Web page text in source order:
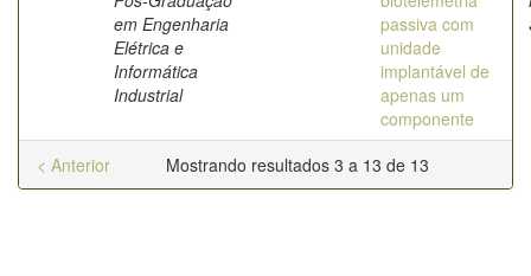
em Engenharia
Elétrica e
Informática
Industrial
passiva com
unidade
implantável de
apenas um
componente
Mostrando resultados 3 a 13 de 13
< Anterior